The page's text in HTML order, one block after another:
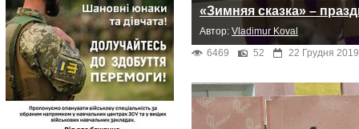
«Зимняя сказка» –
Автор: Vladimur Koval
6469
52 22 Грудня